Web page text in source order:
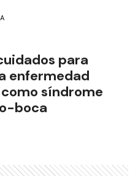
para
enfermedad
síndrome
boca